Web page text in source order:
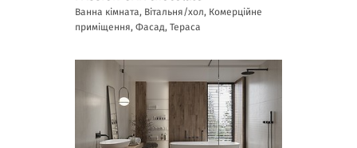
Ванна кімната, Вітальня/хол, Комерційне
приміщення, Фасад, Тераса